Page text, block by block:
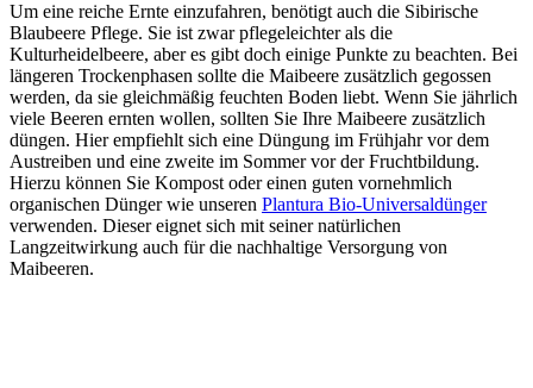
Um eine reiche Ernte einzufahren, benötigt auch die Sibirische
Blaubeere Pflege. Sie ist zwar pflegeleichter als die
Kulturheidelbeere, aber es gibt doch einige Punkte zu beachten. Bei
längeren Trockenphasen sollte die Maibeere zusätzlich gegossen
werden, da sie gleichmäßig feuchten Boden liebt. Wenn Sie jährlich
viele Beeren ernten wollen, sollten Sie Ihre Maibeere zusätzlich
düngen. Hier empfiehlt sich eine Düngung im Frühjahr vor dem
Austreiben und eine zweite im Sommer vor der Fruchtbildung.
Hierzu können Sie Kompost oder einen guten vornehmlich
organischen Dünger wie unseren Plantura Bio-Universaldünger
verwenden. Dieser eignet sich mit seiner natürlichen
Langzeitwirkung auch für die nachhaltige Versorgung von
Maibeeren.